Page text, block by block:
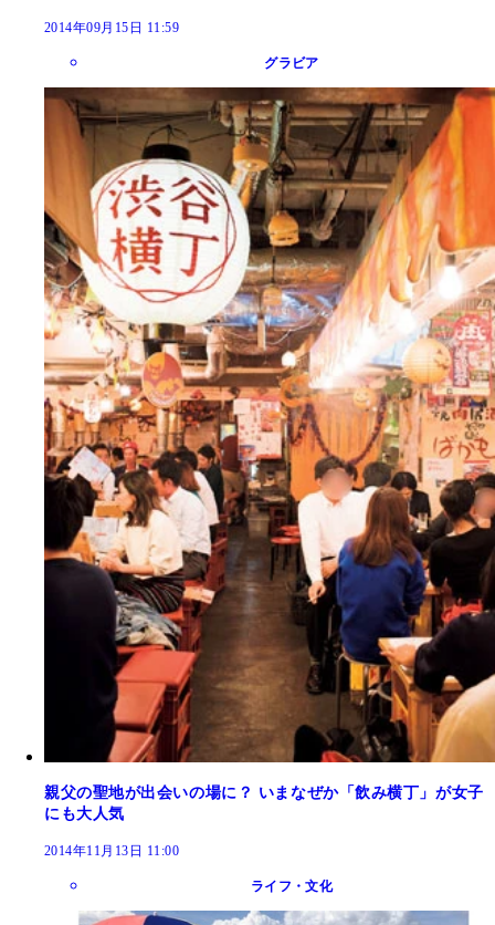
2014年09月15日 11:59
グラビア
親父の聖地が出会いの場に？ いまなぜか「飲み横丁」が女子
にも大人気
2014年11月13日 11:00
ライフ・文化